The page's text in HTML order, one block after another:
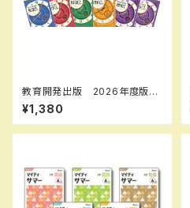
教育開発出版 2026年度版
新中学問題集 地理・歴史 標
準編 各学年（選択ください）
新品完全セット
¥1,380